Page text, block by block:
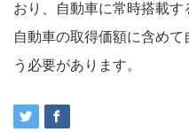
おり、自動車に常時搭載
自動車の取得価額に含め
う必要があります。